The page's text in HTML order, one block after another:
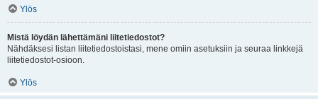
Ylös
Mistä löydän lähettämäni liitetiedostot?
Nähdäksesi listan liitetiedostoistasi, mene omiin asetuksiin ja seuraa linkkejä
liitetiedostot-osioon.
Ylös